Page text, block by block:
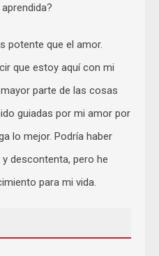
potente que el amor.
que estoy aquí con mi
parte de las cosas
guiadas por mi amor por
lo mejor. Podría haber
descontenta, pero he
para mi vida.